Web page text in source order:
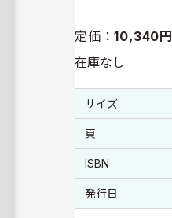
定価：10,340円
在庫なし
書誌情報
書誌情報
サイズ
頁
ISBN
発行日